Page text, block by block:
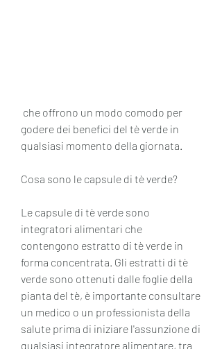
godere dei benefici del tè verde in
qualsiasi momento della giornata.
Cosa sono le capsule di tè verde?
Le capsule di tè verde sono
integratori alimentari che
contengono estratto di tè verde in
forma concentrata. Gli estratti di tè
verde sono ottenuti dalle foglie della
pianta del tè, è importante consultare
un medico o un professionista della
salute prima di iniziare l'assunzione di
qualsiasi integratore alimentare, tra